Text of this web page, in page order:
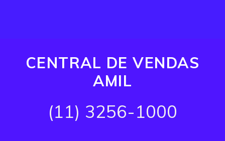
CENTRAL DE VENDAS
AMIL
(11) 3256-1000